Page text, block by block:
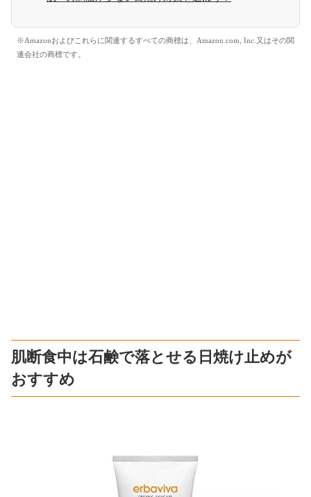
※Amazonおよびこれらに関連するすべての商標は、Amazon.com, Inc.又はその関
連会社の商標です。
肌断食中は石鹸で落とせる日焼け止めが
おすすめ